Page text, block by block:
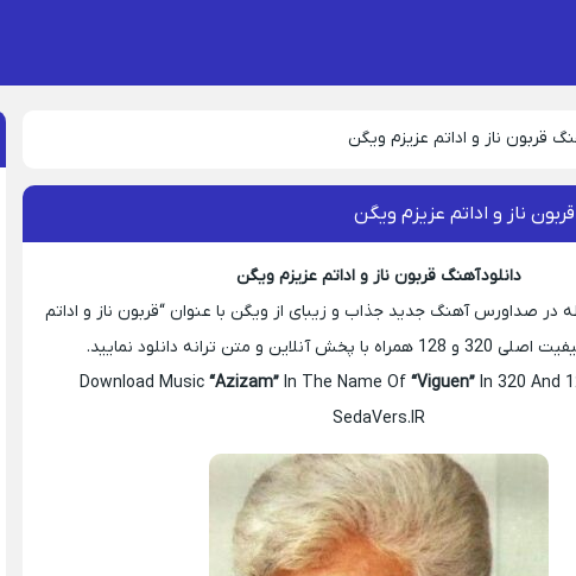
قربون ناز و اداتم عزیزم ویگن
ناز و اداتم عزیزم ویگن
دانلود آهنگ قربون ناز و اداتم عزیزم ویگن
در صداورس آهنگ جدید جذاب و زیبای از ویگن با عنوان “قربون ناز و اداتم
آنلاین و متن ترانه دانلود نمایید.
Download Music “Azizam”In The Name Of “Viguen”In 320 And
SedaVers.IR